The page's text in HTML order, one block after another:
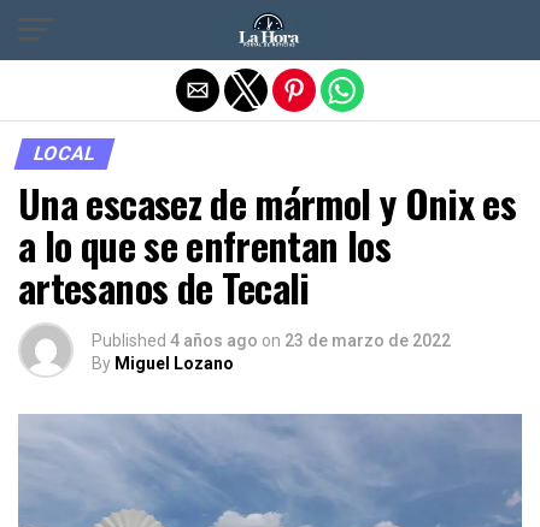
LOCAL
Una escasez de mármol y Onix es
a lo que se enfrentan los
artesanos de Tecali
Published 4 años ago on 23 de marzo de 2022
By Miguel Lozano
Salir de la versión móvil